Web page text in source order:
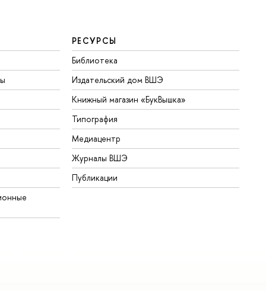
РЕСУРСЫ
Библиотека
Издательский дом ВШЭ
Книжный магазин «БукВышка»
Типография
Медиацентр
Журналы ВШЭ
Публикации